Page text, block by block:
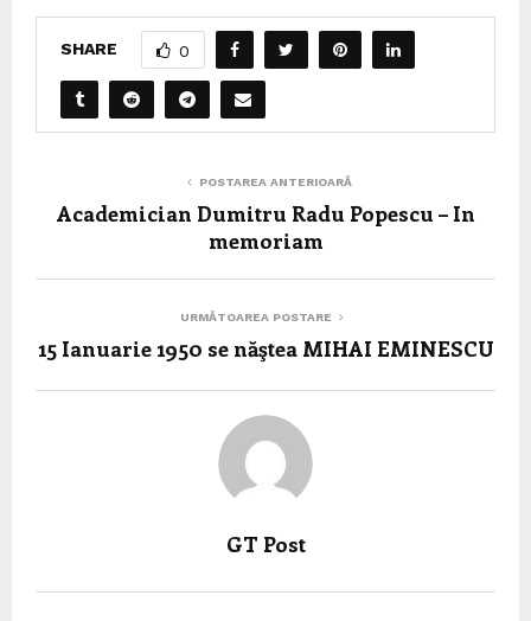
SHARE 0
POSTAREA ANTERIOARĂ
Academician Dumitru Radu Popescu – In
memoriam
URMĂTOAREA POSTARE
15 Ianuarie 1950 se năştea MIHAI EMINESCU
GT Post